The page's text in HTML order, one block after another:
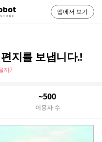
지를 보냅니다.!
까?
~500
이용자 수
앱에서 보기